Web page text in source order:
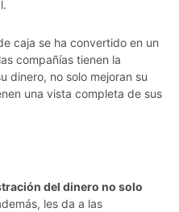
caja se ha convertido en un
compañías tienen la
dinero, no solo mejoran su
una vista completa de sus
del dinero no solo
les da a las